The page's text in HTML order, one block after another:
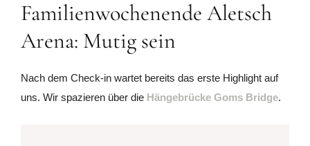
Familienwochenende Aletsch
Arena: Mutig sein
Nach dem Check-in wartet bereits das erste Highlight auf
uns. Wir spazieren über die Hängebrücke Goms Bridge.